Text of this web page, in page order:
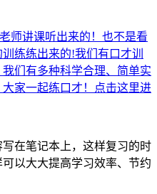
师讲课听出来的！也不是看
练练出来的!我们有口才训
们有多种科学合理、简单实
家一起练口才！点击这里进
在笔记本上，这样复习的时
以大大提高学习效率、节约